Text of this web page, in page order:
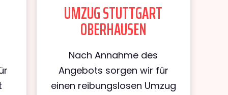
UMZUG STUTTGART
OBERHAUSEN
Nach Annahme des
Angebots sorgen wir für
einen reibungslosen Umzug